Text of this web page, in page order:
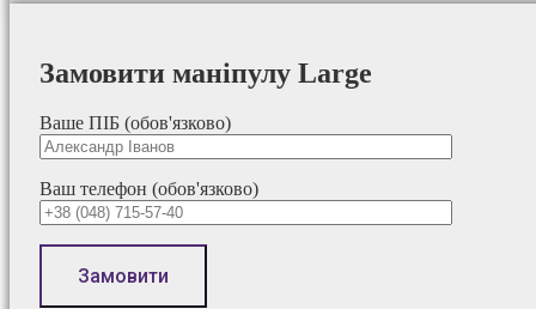
Замовити маніпулу Large
Ваше ПІБ (обов'язково)
Ваш телефон (обов'язково)